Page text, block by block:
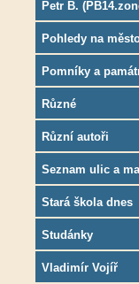
Petr B.
Pohledy na
Pomníky a
Různé
Různí autoři
Seznam ulic a
Stará škola dnes
Studánky
Vladimír Vojíř